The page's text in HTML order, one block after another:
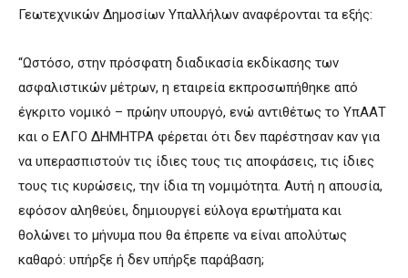
Γεωτεχνικών Δημοσίων Υπαλλήλων αναφέρονται τα εξής:
“Ωστόσο, στην πρόσφατη διαδικασία εκδίκασης των
ασφαλιστικών μέτρων, η εταιρεία εκπροσωπήθηκε από
έγκριτο νομικό – πρώην υπουργό, ενώ αντιθέτως το ΥπΑΑΤ
και ο ΕΛΓΟ ΔΗΜΗΤΡΑ φέρεται ότι δεν παρέστησαν καν για
να υπερασπιστούν τις ίδιες τους τις αποφάσεις, τις ίδιες
τους τις κυρώσεις, την ίδια τη νομιμότητα. Αυτή η απουσία,
εφόσον αληθεύει, δημιουργεί εύλογα ερωτήματα και
θολώνει το μήνυμα που θα έπρεπε να είναι απολύτως
καθαρό: υπήρξε ή δεν υπήρξε παράβαση;